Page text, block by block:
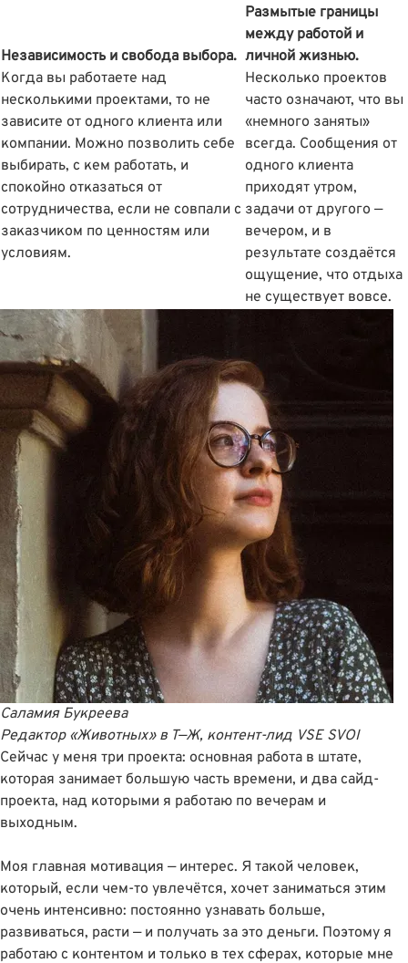
Независимость и свобода выбора.
Когда вы работаете над
несколькими проектами, то не
зависите от одного клиента или
компании. Можно позволить себе
выбирать, с кем работать, и
спокойно отказаться от
сотрудничества, если не совпали с
заказчиком по ценностям или
условиям.
Размытые границы
между работой и
личной жизнью.
Несколько проектов
часто означают, что вы
«немного заняты»
всегда. Сообщения от
одного клиента
приходят утром,
задачи от другого —
вечером, и в
результате создаётся
ощущение, что отдыха
не существует вовсе.
Саламия Букреева
Редактор «Животных» в Т—Ж, контент-лид VSE SVOI
Сейчас у меня три проекта: основная работа в штате,
которая занимает большую часть времени, и два сайд-
проекта, над которыми я работаю по вечерам и
выходным.
Моя главная мотивация — интерес. Я такой человек,
который, если чем-то увлечётся, хочет заниматься этим
очень интенсивно: постоянно узнавать больше,
развиваться, расти — и получать за это деньги. Поэтому я
работаю с контентом и только в тех сферах, которые мне